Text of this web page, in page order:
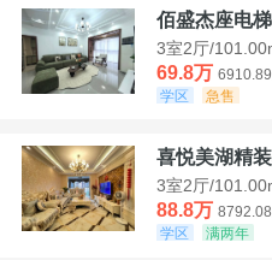
3室2厅/
69.8万 6910.89
学区
急售
喜悦美湖精
3室2厅/
88.8万 8792.08
学区
满两年